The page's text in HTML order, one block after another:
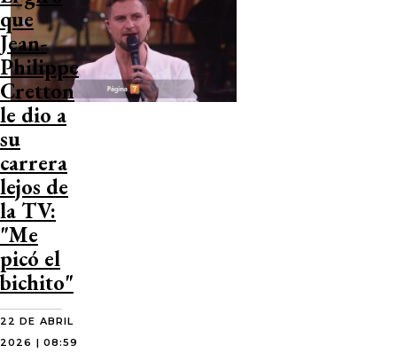
que
Jean-
Philippe
Cretton
le dio a
su
carrera
lejos de
la TV:
"Me
picó el
bichito"
22 DE ABRIL
2026 | 08:59